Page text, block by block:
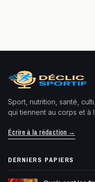
Sport, nutrition, santé,
qui tiennent au corps et à
Écrire à la rédaction →
DERNIERS PAPIERS